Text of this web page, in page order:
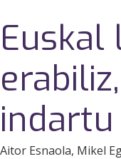
Euskal
indartu
Aitor Esnaola, Mikel